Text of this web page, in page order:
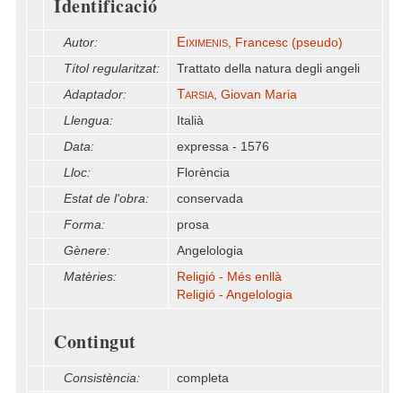
Identificació
Autor: Eiximenis, Francesc (pseudo)
Títol regularitzat:
Trattato della natura degli angeli
Adaptador:
Tarsia, Giovan Maria
Llengua:
Italià
Data:
expressa - 1576
Lloc:
Florència
Estat de l'obra:
conservada
Forma:
prosa
Gènere:
Angelologia
Matèries:
Religió - Més enllà
Religió - Angelologia
Contingut
Consistència: completa